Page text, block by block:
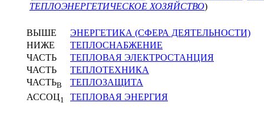
ТЕПЛОЭНЕРГЕТИЧЕСКОЕ ХОЗЯЙСТВО)
ВЫШЕ
ЭНЕРГЕТИКА (СФЕРА ДЕЯТЕЛЬНОСТИ)
НИЖЕ
ТЕПЛОСНАБЖЕНИЕ
ЧАСТЬ
ТЕПЛОВАЯ ЭЛЕКТРОСТАНЦИЯ
ЧАСТЬ
ТЕПЛОТЕХНИКА
ЧАСТЬВ
ТЕПЛОЗАЩИТА
АССОЦ1 ТЕПЛОВАЯ ЭНЕРГИЯ